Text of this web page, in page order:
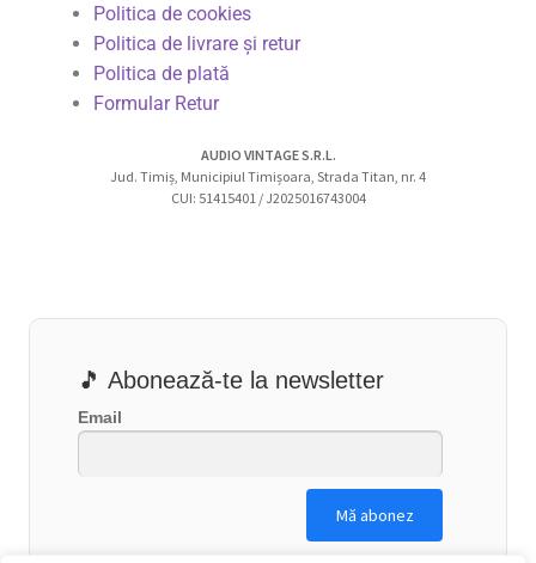
Politica de cookies
Politica de livrare și retur
Politica de plată
Formular Retur
AUDIO VINTAGE S.R.L.
Jud. Timiș, Municipiul Timișoara, Strada Titan, nr. 4
CUI: 51415401 / J2025016743004
🎵 Abonează-te la newsletter
Email